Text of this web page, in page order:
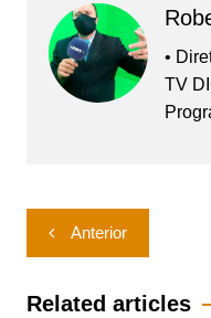
•
TV
Navegação
de
Post
Anterior
Related articles